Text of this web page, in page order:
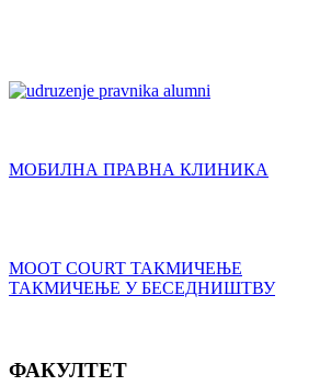
МОБИЛНА ПРАВНА КЛИНИКА
MOOT COURT ТАКМИЧЕЊЕ
ТАКМИЧЕЊЕ У БЕСЕДНИШТВУ
ФАКУЛТЕТ